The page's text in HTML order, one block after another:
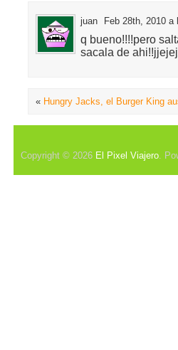
juan Feb 28th, 2010 a
q bueno!!!!pero
sacala de
« Hungry Jacks, el Burger King
Copyright © 2026 El Pixel Viajero.